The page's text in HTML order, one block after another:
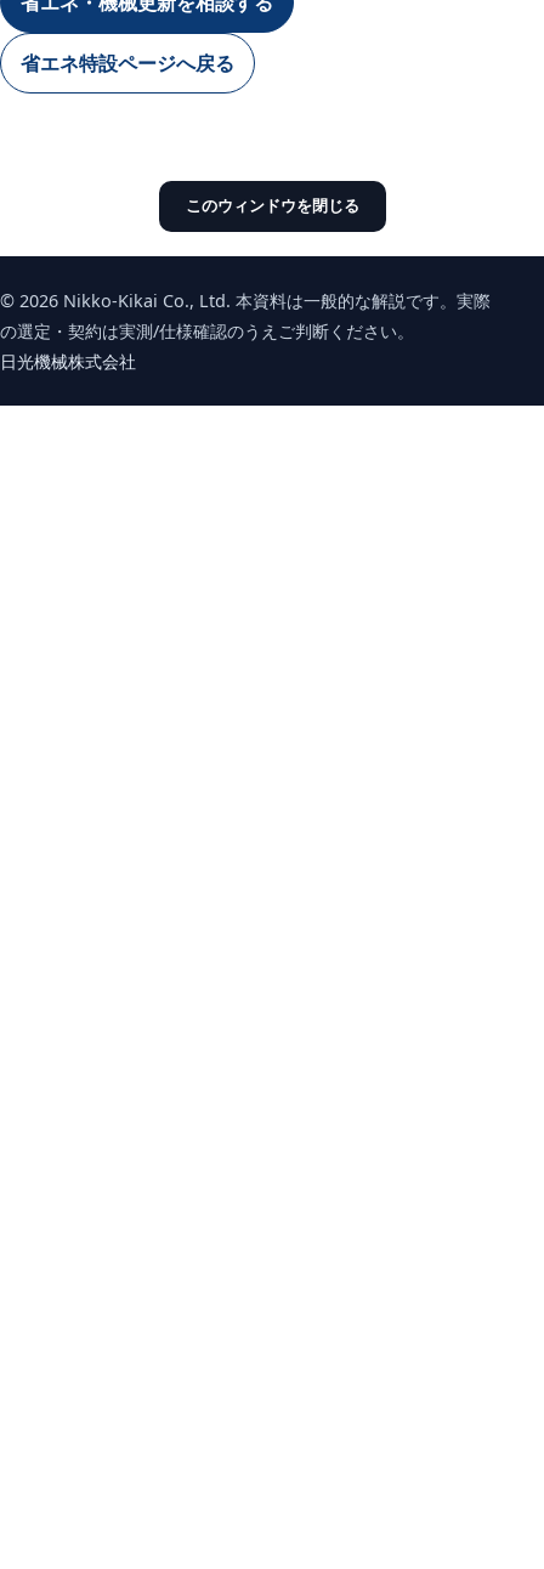
省エネ特設ページへ戻る
このウィンドウを閉じる
© 2026 Nikko-Kikai Co., Ltd. 本資料は一般的な解説です。実際
の選定・契約は実測/仕様確認のうえご判断ください。
日光機械株式会社